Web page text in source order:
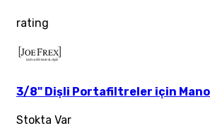
rating
3/8" Dişli Portafiltreler için
Stokta Var